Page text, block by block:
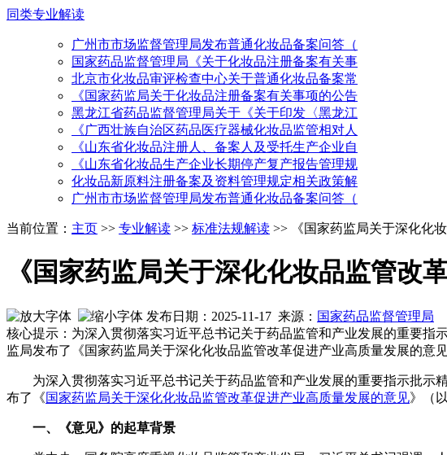
同类专业解读
广州市市场监督管理局发布普通化妆品备案问答（
国家药品监督管理局《关于化妆品注册备案有关事
北京市化妆品审评检查中心关于普通化妆品备案常
《国家药监局关于化妆品注册备案有关事项的公告
黑龙江省药品监督管理局关于《关于印发〈黑龙江
《广西壮族自治区药品医疗器械化妆品监管相对人
《山东省化妆品注册人、备案人及受托生产企业自
《山东省化妆品生产企业长期停产复产报告管理规
化妆品新原料注册备案及资料管理规定相关政策解
广州市市场监督管理局发布普通化妆品备案问答（
当前位置： 主页 >> 专业解读 >> 标准法规解读 >> 《国家药监局关于深化化
《国家药监局关于深化化妆品监管改
发布日期：2025-11-17 来源： 国家药品监督管理局
核心提示：为深入贯彻落实习近平总书记关于药品监管和产业发展的重要
监局发布了《国家药监局关于深化化妆品监管改革促进产业高质量发展的意
为深入贯彻落实习近平总书记关于药品监管和产业发展的重要指示批
布了《国家药监局关于深化化妆品监管改革促进产业高质量发展的意见》（
一、《意见》的起草背景